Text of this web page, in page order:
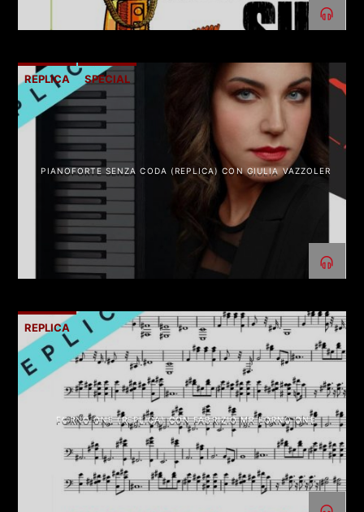
REPLICA SPECIAL
PIANOFORTE SENZA CODA (REPLICA) CON GIULIA VAZZOLER
REPLICA
FORNO ONE (REPLICA) CON FABRIZIO MR FORNO ONE